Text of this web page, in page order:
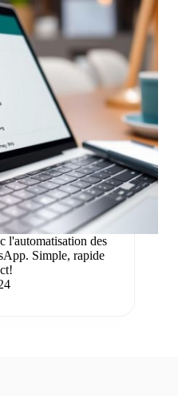
l'automatisation des
Simple, rapide